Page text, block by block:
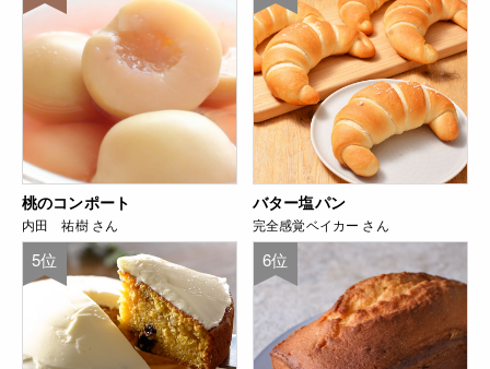
桃のコンポート
内田 祐樹 さん
バター塩パン
完全感覚ベイカー さん
5位 6位